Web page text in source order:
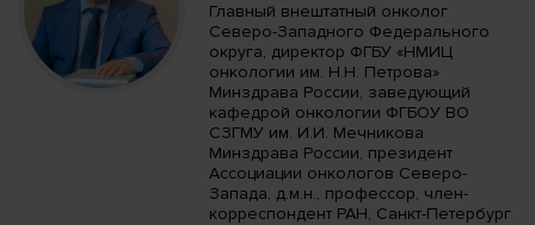
Главный внештатный онколог
Северо-Западного Федерального
округа, директор ФГБУ «НМИЦ
онкологии им. Н.Н. Петрова»
Минздрава России, заведующий
кафедрой онкологии ФГБОУ ВО
СЗГМУ им. И.И. Мечникова
Минздрава России, президент
Ассоциации онкологов Северо-
Запада, д.м.н., профессор, член-
корреспондент РАН, Санкт-Петербург